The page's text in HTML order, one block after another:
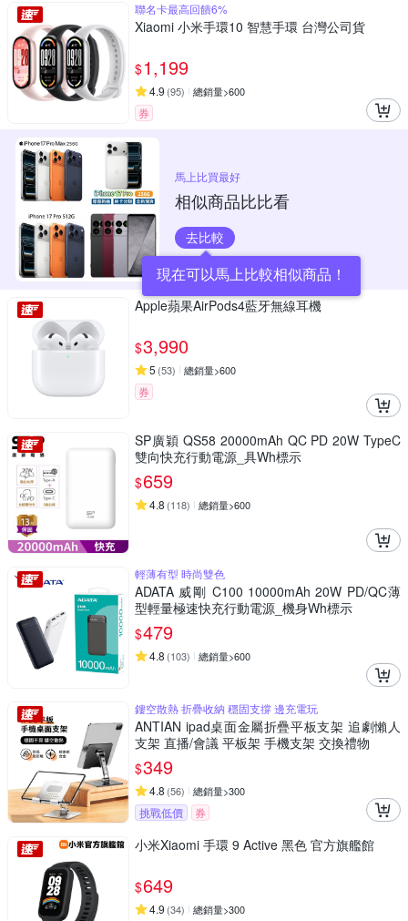
聯名卡最高回饋6%
Xiaomi 小米手環10 智慧手環 台灣公司貨
$1,199
4.9 (95) 總銷量>600
券
馬上比買最好
相似商品比比看
去比較
現在可以馬上比較相似商品！
Apple蘋果AirPods4藍牙無線耳機
$3,990
5 (53) 總銷量>600
券
SP廣穎 QS58 20000mAh QC PD 20W TypeC
雙向快充行動電源_具Wh標示
$659
4.8 (118) 總銷量>600
輕薄有型 時尚雙色
ADATA 威剛 C100 10000mAh 20W PD/QC薄
型輕量極速快充行動電源_機身Wh標示
$479
4.8 (103) 總銷量>600
鏤空散熱 折疊收納 穩固支撐 邊充電玩
ANTIAN ipad桌面金屬折疊平板支架 追劇懶人
支架 直播/會議 平板架 手機支架 交換禮物
$349
4.8 (56) 總銷量>300
挑戰低價 券
小米Xiaomi 手環 9 Active 黑色 官方旗艦館
$649
4.9 (34) 總銷量>300